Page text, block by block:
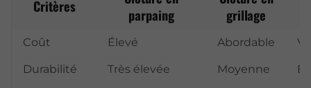
Critères
parpaing
grillage
Coût Élevé Abordable
Durabilité Très élevée Moyenne